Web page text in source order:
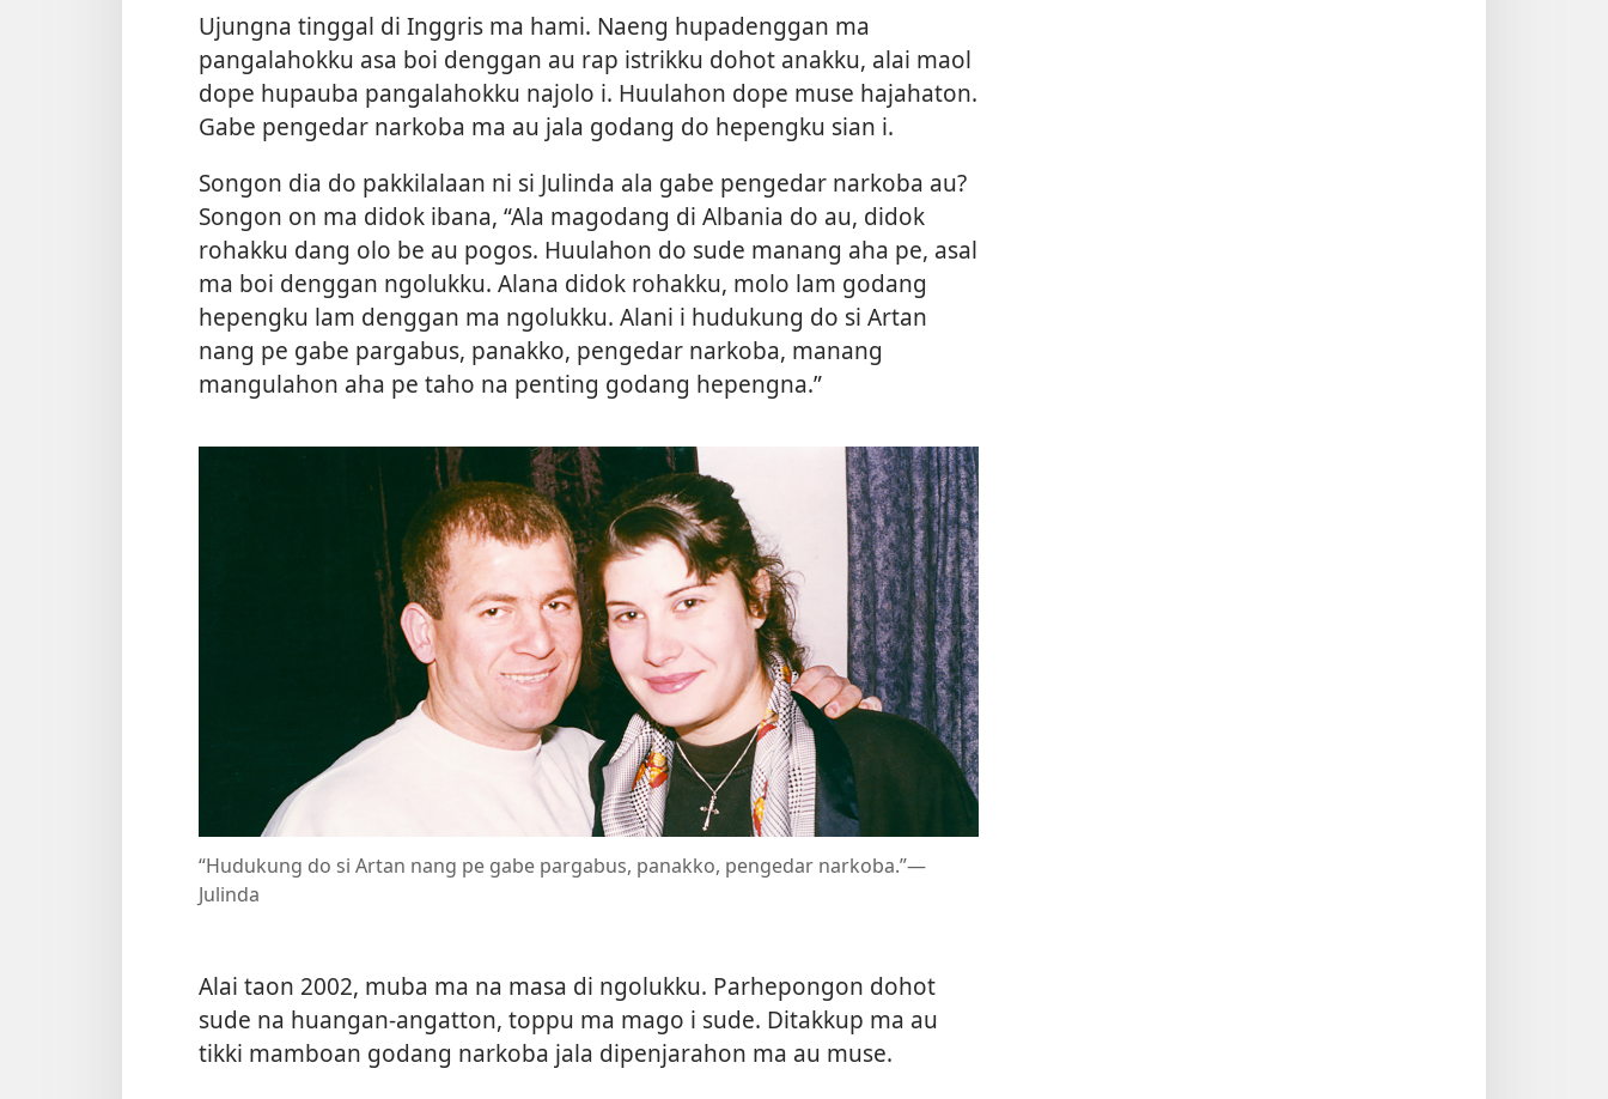
Ujungna tinggal di Inggris ma hami. Naeng hupadenggan ma
pangalahokku asa boi denggan au rap istrikku dohot anakku, alai maol
dope hupauba pangalahokku najolo i. Huulahon dope muse hajahaton.
Gabe pengedar narkoba ma au jala godang do hepengku sian i.
Songon dia do pakkilalaan ni si Julinda ala gabe pengedar narkoba au?
Songon on ma didok ibana, “Ala magodang di Albania do au, didok
rohakku dang olo be au pogos. Huulahon do sude manang aha pe, asal
ma boi denggan ngolukku. Alana didok rohakku, molo lam godang
hepengku lam denggan ma ngolukku. Alani i hudukung do si Artan
nang pe gabe pargabus, panakko, pengedar narkoba, manang
mangulahon aha pe taho na penting godang hepengna.”
“Hudukung do si Artan nang pe gabe pargabus, panakko, pengedar narkoba.”​—
Julinda
Alai taon 2002, muba ma na masa di ngolukku. Parhepongon dohot
sude na huangan-angatton, toppu ma mago i sude. Ditakkup ma au
tikki mamboan godang narkoba jala dipenjarahon ma au muse.